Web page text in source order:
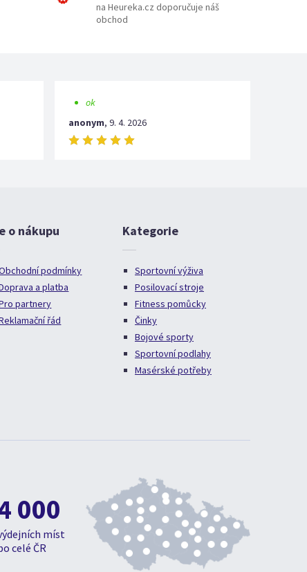
na Heureka.cz doporučuje náš
obchod
ok
anonym, 9. 4. 2026
o nákupu
podmínky
a platba
partnery
řád
Kategorie
Sportovní výživa
Posilovací stroje
Fitness pomůcky
Činky
Bojové sporty
Sportovní podlahy
Masérské potřeby
000
míst
celé ČR